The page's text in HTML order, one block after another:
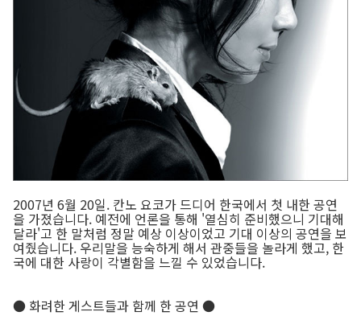
2007년 6월 20일. 칸노 요코가 드디어 한국에서 첫 내한 공연
을 가졌습니다. 예전에 언론을 통해 '열심히 준비했으니 기대해
달라'고 한 말처럼 정말 예상 이상이었고 기대 이상의 공연을 보
여줬습니다. 우리말을 능숙하게 해서 관중들을 놀라게 했고, 한
국에 대한 사랑이 각별함을 느낄 수 있었습니다.
● 화려한 게스트들과 함께 한 공연 ●